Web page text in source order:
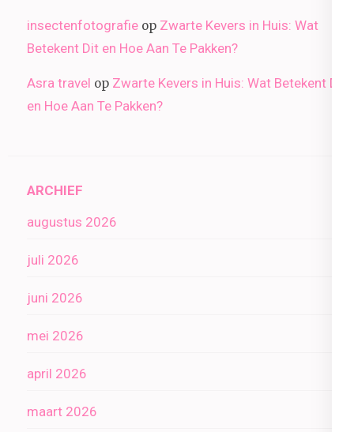
insectenfotografie op Zwarte Kevers in Huis: Wat
Betekent Dit en Hoe Aan Te Pakken?
Asra travel op Zwarte Kevers in Huis: Wat Betekent Dit
en Hoe Aan Te Pakken?
ARCHIEF
augustus 2026
juli 2026
juni 2026
mei 2026
april 2026
maart 2026